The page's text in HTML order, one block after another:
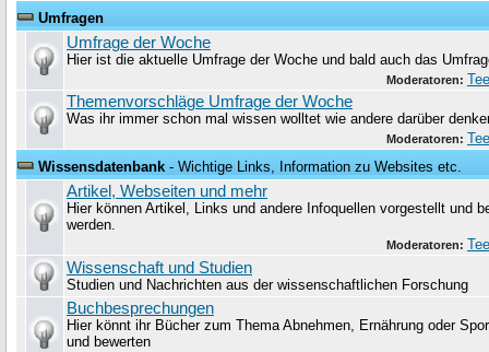
Umfragen
Umfrage der Woche
Hier ist die aktuelle Umfrage der Woche und bald auch das
Moderatoren:
Themenvorschläge Umfrage der Woche
Was ihr immer schon mal wissen wolltet wie andere darüber
Moderatoren:
Wissensdatenbank - Wichtige Links, Information zu Websites etc.
Artikel, Webseiten und mehr
Hier können Artikel, Links und andere Infoquellen vorgestellt und
werden.
Moderatoren:
Wissenschaft und Studien
Studien und Nachrichten aus der wissenschaftlichen Forschung
Buchbesprechungen
Hier könnt ihr Bücher zum Thema Abnehmen, Ernährung oder
und bewerten